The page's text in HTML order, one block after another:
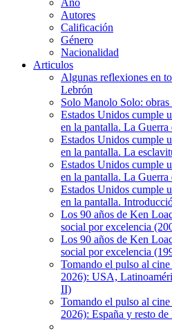
Año
Autores
Calificación
Género
Nacionalidad
Articulos
Algunas reflexiones en
Lebrón
Solo Manolo Solo: obras
Estados Unidos cumple
en la pantalla. La
Estados Unidos cumple
en la pantalla. La
Estados Unidos cumple
en la pantalla. La
Estados Unidos cumple
en la pantalla.
Los 90 años de Ken
social por excelencia
Los 90 años de Ken
social por excelencia
Tomando el pulso al
2026): USA,
II)
Tomando el pulso al
2026): España y resto